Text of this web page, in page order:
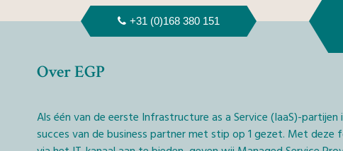
+31 (0)168 380 151
Over EGP
Als één van de eerste Infrastructure as a Service (IaaS)-
succes van de business partner met stip op 1 gezet. Met